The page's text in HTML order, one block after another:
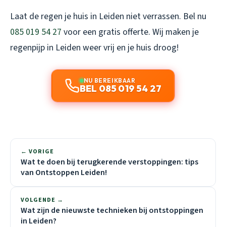
Laat de regen je huis in Leiden niet verrassen. Bel nu
085 019 54 27 voor een gratis offerte. Wij maken je
regenpijp in Leiden weer vrij en je huis droog!
NU BEREIKBAAR
BEL 085 019 54 27
← VORIGE
Wat te doen bij terugkerende verstoppingen: tips
van Ontstoppen Leiden!
VOLGENDE →
Wat zijn de nieuwste technieken bij ontstoppingen
in Leiden?